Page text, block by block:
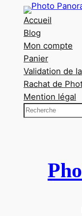
Accueil
Blog
Mon compte
Panier
Validation de
Rachat de
Mention légal
R